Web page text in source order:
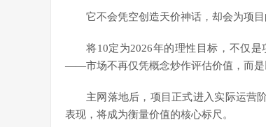
它不会凭空创造天价神话，却会为项
将10定为2026年的理性目标，不仅
——市场不再仅凭概念炒作评估价值，而是
主网落地后，项目正式进入实际运营
表现，将成为衡量价值的核心标尺。